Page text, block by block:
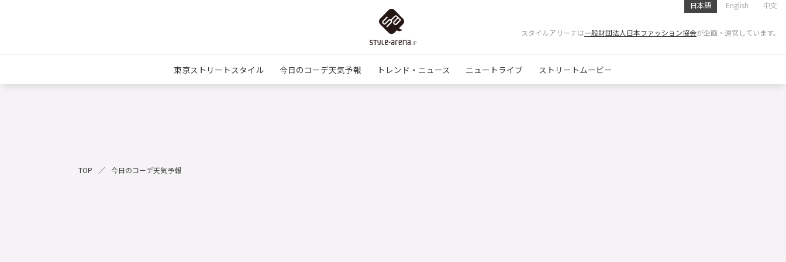
日本語 English 中文
スタイルアリーナは一般財団法人日本ファッション協会が企画・運営しています。
東京ストリートスタイル 今日のコーデ天気予報 トレンド・ニュース ニュートライブ ストリートムービー
TOP 今日のコーデ天気予報